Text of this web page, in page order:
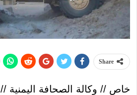
Share
خاص // وكالة الصحافة اليمنية //